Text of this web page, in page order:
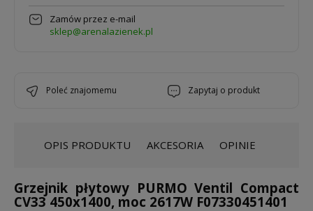
Zamów przez e-mail
sklep@arenalazienek.pl
poleć znajomemu zapytaj o produkt
OPIS PRODUKTU AKCESORIA OPINIE
Grzejnik płytowy PURMO Ventil Compact
CV33 450x1400, moc 2617W F07330451401